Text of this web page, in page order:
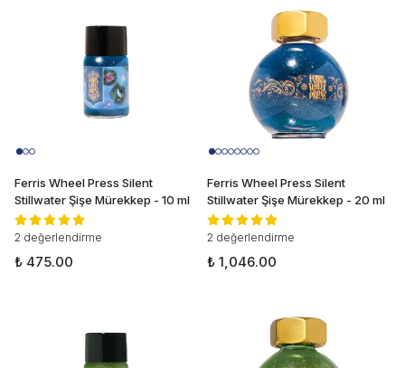
Ferris Wheel Press Silent
Stillwater Şişe Mürekkep - 10 ml
2 değerlendirme
₺ 475.00
Ferris Wheel Press Silent
Stillwater Şişe Mürekkep - 20 ml
2 değerlendirme
₺ 1,046.00